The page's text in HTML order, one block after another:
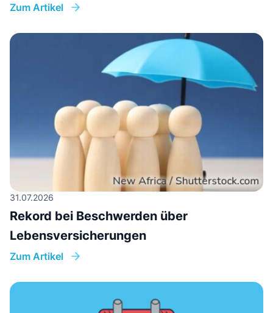
Zum Artikel
31.07.2026
Rekord bei Beschwerden über
Lebensversicherungen
Zum Artikel